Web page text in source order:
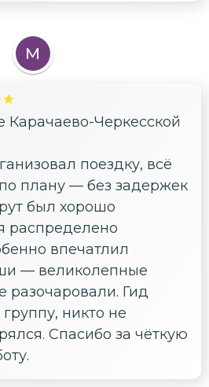
М
Черкесской
поездку, всё
плану — без задержек
был хорошо
распределено
впечатлил
— великолепные
разочаровали. Гид
никто не
Спасибо за чёткую